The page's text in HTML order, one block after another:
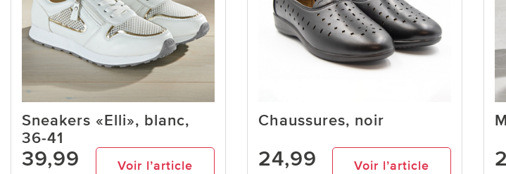
Sneakers «Elli», blanc,
36-41
39,99 Voir l’article
Chaussures, noir
24,99 Voir l’article